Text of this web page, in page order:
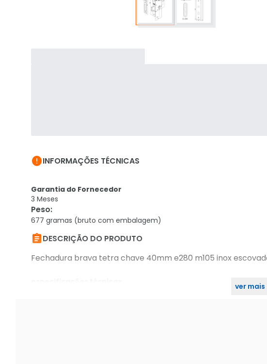
INFORMAÇÕES TÉCNICAS
Garantia do Fornecedor
3 Meses
Peso:
677 gramas (bruto com embalagem)
DESCRIÇÃO DO PRODUTO
Fechadura brava tetra chave 40mm e280 m105 inox
ver mais